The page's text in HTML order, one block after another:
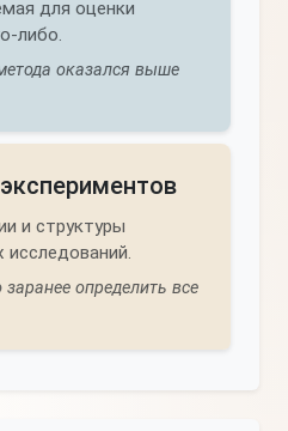
для оценки
либо.
оказался выше
и структуры
исследований.
определить все